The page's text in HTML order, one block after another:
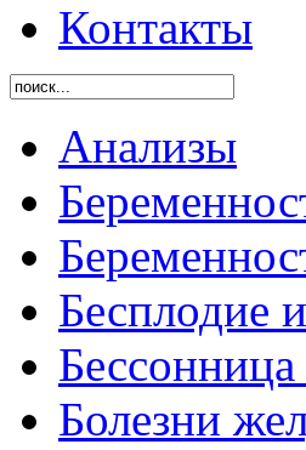
Контакты
Анализы
Бесплодие
Бессонница
Болезни